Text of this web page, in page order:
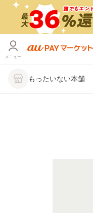
メニュー
もったいない本舗